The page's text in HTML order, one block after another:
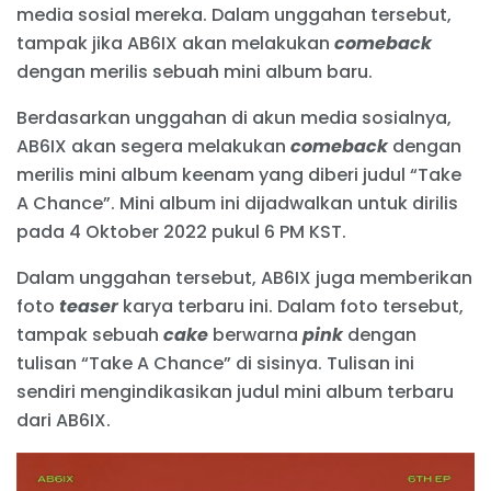
media sosial mereka. Dalam unggahan tersebut,
tampak jika AB6IX akan melakukan comeback
dengan merilis sebuah mini album baru.
Berdasarkan unggahan di akun media sosialnya,
AB6IX akan segera melakukan comebackdengan
merilis mini album keenam yang diberi judul “Take
A Chance”. Mini album ini dijadwalkan untuk dirilis
pada 4 Oktober 2022 pukul 6 PM KST.
Dalam unggahan tersebut, AB6IX juga memberikan
foto teaserkarya terbaru ini. Dalam foto tersebut,
tampak sebuah cake berwarna pinkdengan
tulisan “Take A Chance” di sisinya. Tulisan ini
sendiri mengindikasikan judul mini album terbaru
dari AB6IX.